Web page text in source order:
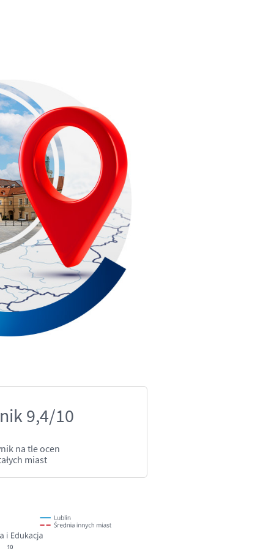
9,4/10
na tle ocen
miast